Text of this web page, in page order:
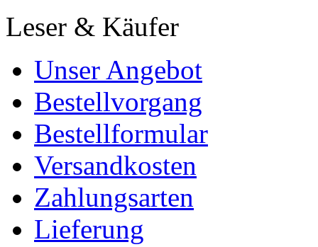
Leser & Käufer
Unser Angebot
Bestellvorgang
Bestellformular
Versandkosten
Zahlungsarten
Lieferung